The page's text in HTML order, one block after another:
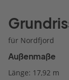
für Nordfjord
Außenmaße
Länge: 17,92 m